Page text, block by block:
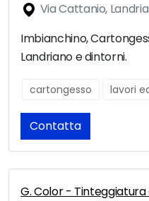
Via Cattanio,
Imbianchino,
Landriano e dintorni.
cartongesso lavori
Contatta
G. Color -